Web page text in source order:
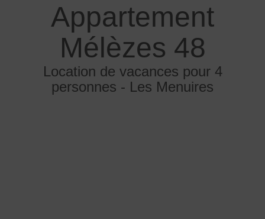
Appartement
Mélèzes 48
Location de vacances pour 4
personnes - Les Menuires